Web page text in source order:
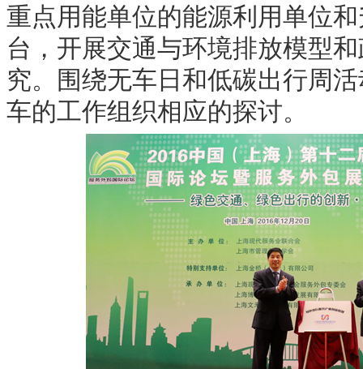
重点用能单位的能源利用单位
台，开展交通与环境排放模型
究。围绕无车日和低碳出行周
车的工作组织相应的探讨。